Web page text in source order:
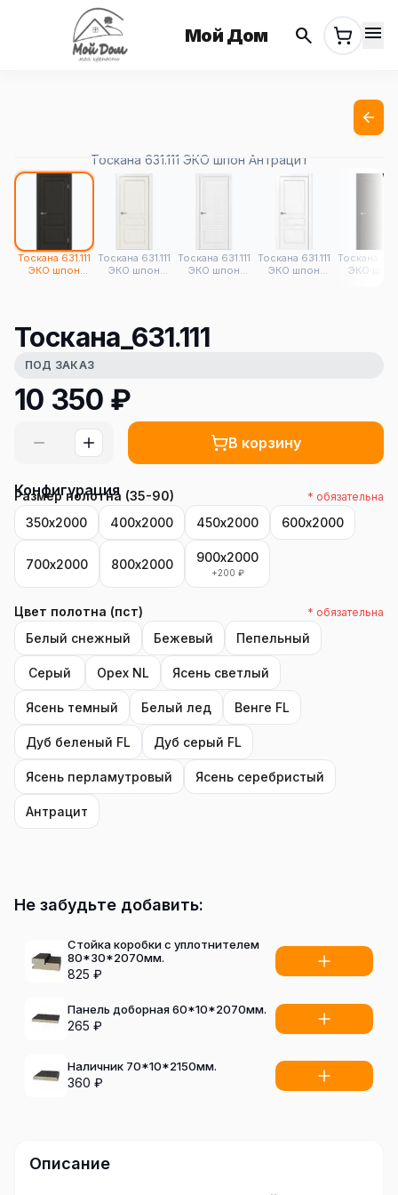
Мой Дом search menu
Тоскана 631.111 ЭКО шпон Антрацит
Тоскана 631.111
ЭКО шпон
Тоскана 631.111
ЭКО шпон
Тоскана 631.111
ЭКО шпон
Тоскана 631.111
ЭКО шпон
Тоскана
ЭКО
Тоскана_631.111
ПОД ЗАКАЗ
10 350 ₽
В корзину
Конфигурация
Размер полотна (35-90) * обязательна
350х2000 400х2000 450х2000 600х2000
700х2000 800х2000 900х2000
+200 ₽
Цвет полотна (пст) * обязательна
Белый снежный Бежевый Пепельный
Серый Орех NL Ясень светлый
Ясень темный Белый лед Венге FL
Дуб беленый FL Дуб серый FL
Ясень перламутровый Ясень серебристый
Антрацит
Не забудьте добавить:
Стойка коробки с уплотнителем
80*30*2070мм.
825 ₽
Панель доборная 60*10*2070мм.
265 ₽
Наличник 70*10*2150мм.
360 ₽
Описание